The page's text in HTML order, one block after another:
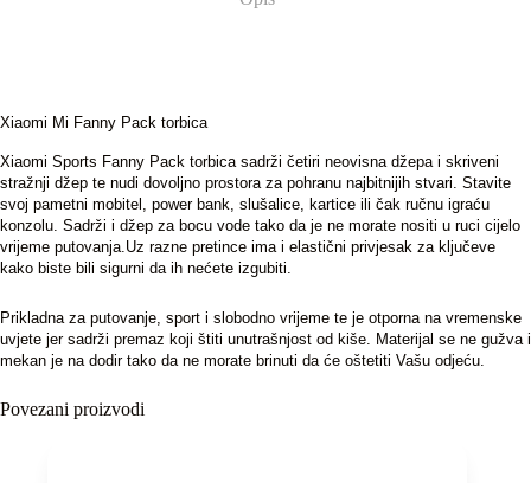
Xiaomi Mi Fanny Pack torbica
Xiaomi Sports Fanny Pack torbica sadrži četiri neovisna džepa i skriveni
stražnji džep te nudi dovoljno prostora za pohranu najbitnijih stvari. Stavite
svoj pametni mobitel, power bank, slušalice, kartice ili čak ručnu igraću
konzolu. Sadrži i džep za bocu vode tako da je ne morate nositi u ruci cijelo
vrijeme putovanja.Uz razne pretince ima i elastični privjesak za ključeve
kako biste bili sigurni da ih nećete izgubiti.
Prikladna za putovanje, sport i slobodno vrijeme te je otporna na vremenske
uvjete jer sadrži premaz koji štiti unutrašnjost od kiše. Materijal se ne gužva i
mekan je na dodir tako da ne morate brinuti da će oštetiti Vašu odjeću.
Povezani proizvodi